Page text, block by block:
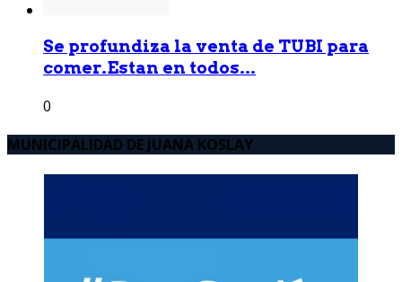
Se profundiza la venta de TUBI para
comer.Estan en todos...
0
MUNICIPALIDAD DE JUANA KOSLAY